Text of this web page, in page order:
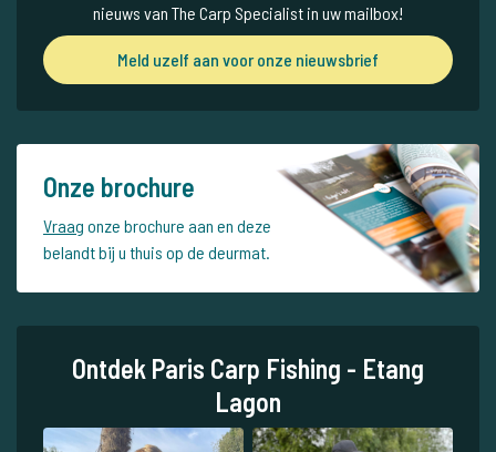
nieuws van The Carp Specialist in uw mailbox!
Meld uzelf aan voor onze nieuwsbrief
Onze brochure
Vraag onze brochure aan en deze
belandt bij u thuis op de deurmat.
Ontdek Paris Carp Fishing - Etang
Lagon